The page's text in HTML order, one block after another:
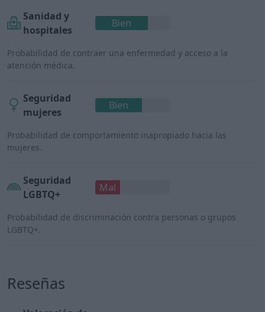
Sanidad y
hospitales
Bien
Probabilidad de contraer una enfermedad y acceso a la
atención médica.
Seguridad
mujeres
Bien
Probabilidad de comportamiento inapropiado hacia las
mujeres.
Seguridad
LGBTQ+
Mal
Probabilidad de discriminación contra personas o grupos
LGBTQ+.
Reseñas